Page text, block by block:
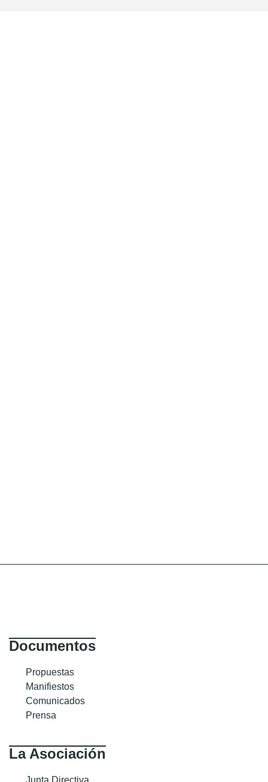
Documentos
Propuestas
Manifiestos
Comunicados
Prensa
La Asociación
Junta Directiva